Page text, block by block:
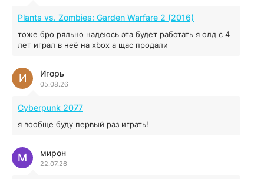
MAFIA: THE OLD COUNTRY
44.98 ГБ 2025
04.12.2025
Red Chaos - The Strict Order
04.12.2025
16.95 ГБ
04.12.2025
Plants vs. Zombies: Garden Warfare 2 (2016)
тоже бро ряльно надеюсь эта будет работать я олд с 4
лет играл в неё на xbox а щас продали
Игорь
05.08.26
И
Cyberpunk 2077
я вообще буду первый раз играть!
мирон
22.07.26
М